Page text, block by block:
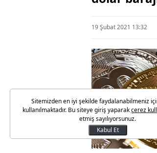
19 Şubat 2021 13:32
Sitemizden en iyi şekilde faydalanabilmeniz
kullanılmaktadır. Bu siteye giriş yaparakçerez
etmiş sayılıyorsunuz.
Kabul Et